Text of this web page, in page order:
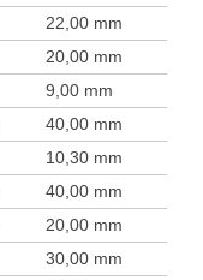
22,00 mm
20,00 mm
9,00 mm
40,00 mm
10,30 mm
40,00 mm
20,00 mm
30,00 mm